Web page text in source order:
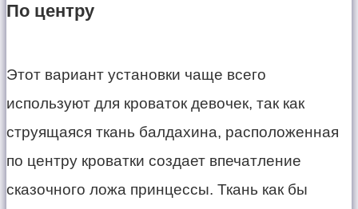
По центру
Этот вариант установки чаще всего
используют для кроваток девочек, так как
струящаяся ткань балдахина, расположенная
по центру кроватки создает впечатление
сказочного ложа принцессы. Ткань как бы